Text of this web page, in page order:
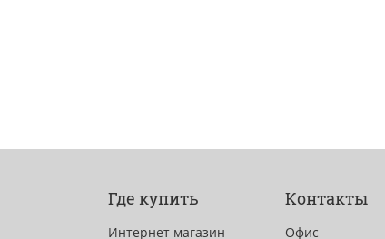
Где купить
Интернет магазин
Контакты
Офис